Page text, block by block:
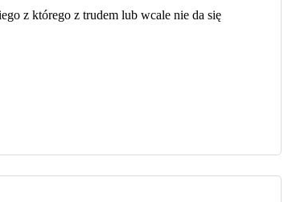
z którego z trudem lub wcale nie da się